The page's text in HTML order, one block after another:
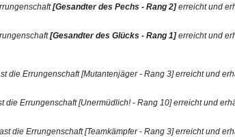
[Gesandter des Pechs - Rang 2]erreicht und
[Gesandter des Glücks - Rang 1]erreicht und
die Errungenschaft [Mutantenjäger - Rang 3] erreicht und
die Errungenschaft [Unermüdlich! - Rang 10] erreicht und
die Errungenschaft [Teamkämpfer - Rang 3] erreicht und